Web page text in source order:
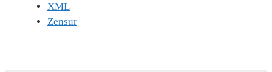
XML
Zensur